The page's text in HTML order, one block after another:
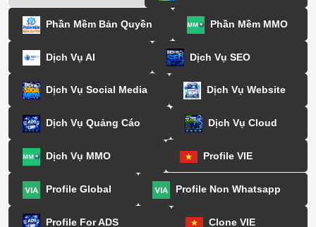
Phần Mềm Bản Quyền Phần Mềm MMO
Dịch Vụ AI Dịch Vụ SEO
Dịch Vụ Social Media Dịch Vụ Website
Dịch Vụ Quảng Cáo Dịch Vụ Cloud
Dịch Vụ MMO Profile VIE
Profile Global Profile Non Whatsapp
Profile For ADS Clone VIE